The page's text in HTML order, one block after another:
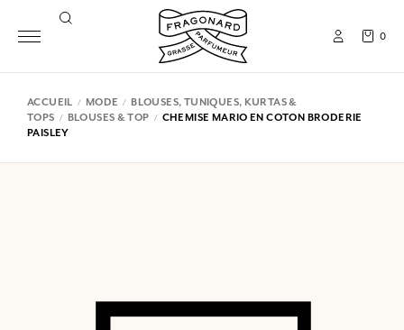
0
ACCUEIL MODE
BLOUSES, TUNIQUES, KURTAS &
TOPS
BLOUSES & TOP
CHEMISE MARIO EN COTON BRODERIE
PAISLEY